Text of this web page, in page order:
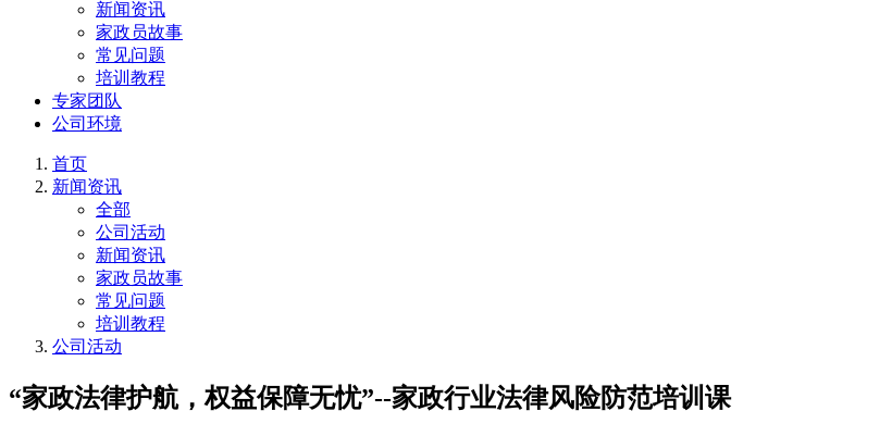
新闻资讯
家政员故事
常见问题
培训教程
专家团队
公司环境
首页
新闻资讯
全部
公司活动
新闻资讯
家政员故事
常见问题
培训教程
公司活动
“家政法律护航，权益保障无忧”--家政行业法律风险防范培训课